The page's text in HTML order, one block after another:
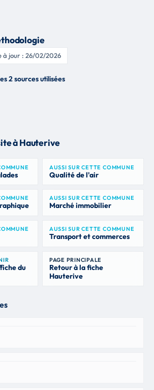
à jour : 26/02/2026
2 sources utilisées
à Hauterive
AUSSI SUR CETTE COMMUNE
Qualité de l'air
AUSSI SUR CETTE COMMUNE
Marché immobilier
AUSSI SUR CETTE COMMUNE
Transport et commerces
du
PAGE PRINCIPALE
Retour à la fiche
Hauterive